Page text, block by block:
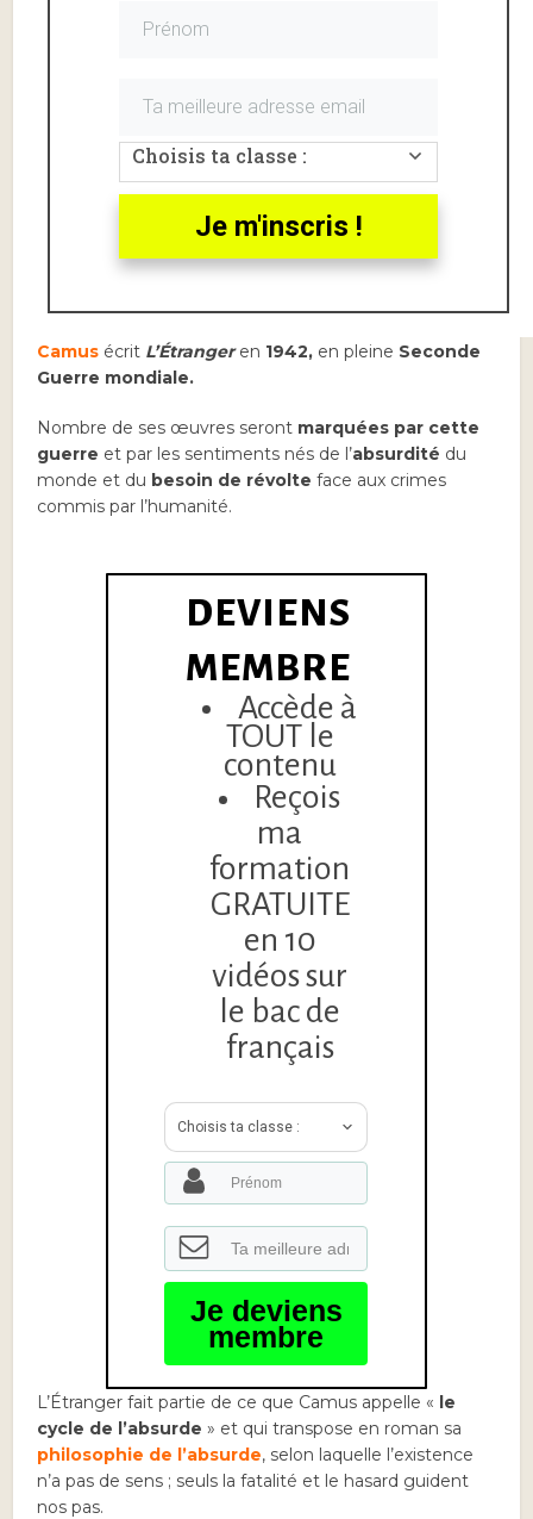
qu’un demi-tour à faire» à «sur la porte du malheur
Clique ici pour lire cet extrait du chapitre 6 de
(le texte)
L’Etranger, chapitre 6 –
Introduction
Camus écrit L’Étrangeren 1942, en pleine Seconde
Guerre mondiale.
Nombre de ses œuvres seront marquées par cette
guerre et par les sentiments nés de l’absurdité du
monde et du besoin de révolte face aux crimes
commis par l’humanité.
DEVIENS
MEMBRE
Accède à
TOUT le
contenu
Reçois
ma
formation
GRATUITE
en 10
vidéos sur
le bac de
français
Choisis ta classe :
Je deviens
membre
L’Étranger fait partie de ce que Camus appelle « le
cycle de l’absurde» et qui transpose en roman sa
philosophie de l’absurde, selon laquelle l’existence
n’a pas de sens ; seuls la fatalité et le hasard guident
nos pas.
Choisis ta classe :
Je m'inscris !